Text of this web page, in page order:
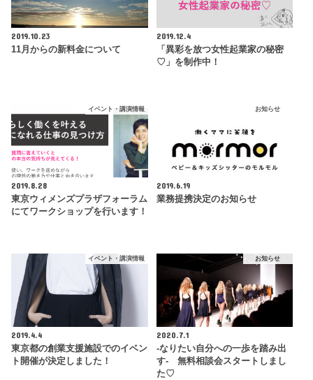
2019.10.23
11月からの新料金について
2019.12.4
「異彩を放つ女性起業家の秘密
♡」を制作中！
イベント・講演情報
2019.8.28
東京ウィメンズプラザフォーラム
にてワークショップを行います！
お知らせ
2019.6.19
業務提携決定のお知らせ
イベント・講演情報
2019.4.4
東京都の創業支援施設でのイベン
ト開催が決定しました！
お知らせ
2020.7.1
-なりたい自分への一歩を踏み出
す- 無料相談会スタートしまし
た♡